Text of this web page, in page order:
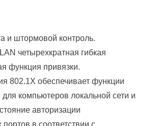
и штормовой контроль.
четырехкратная гибкая
функция привязки.
802.1X обеспечивает функции
компьютеров локальной сети и
авторизации
в соответствии с